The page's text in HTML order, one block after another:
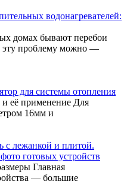
водонагревателей:
домах бывают перебои
эту проблему можно —
для системы отопления
и её применение Для
16мм и
с лежанкой и плитой.
готовых устройств
Главная
— большие